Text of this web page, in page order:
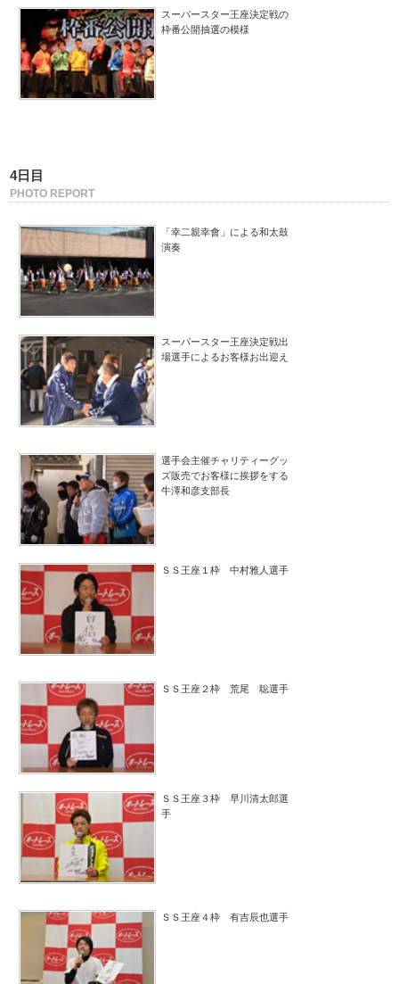
スーパースター王座決定戦の
枠番公開抽選の模様
4日目
PHOTO REPORT
「幸二親幸會」による和太鼓
演奏
スーパースター王座決定戦出
場選手によるお客様お出迎え
選手会主催チャリティーグッ
ズ販売でお客様に挨拶をする
牛澤和彦支部長
ＳＳ王座１枠 中村雅人選手
ＳＳ王座２枠 荒尾 聡選手
ＳＳ王座３枠 早川清太郎選
手
ＳＳ王座４枠 有吉辰也選手